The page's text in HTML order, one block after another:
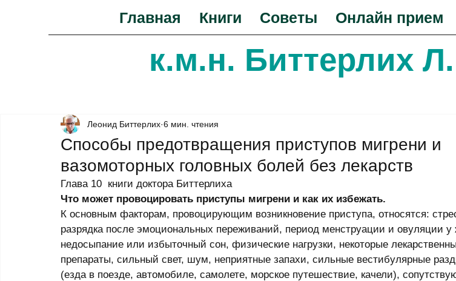
Главная Книги Советы Онлайн прием
к.м.н. Биттерлих
Способы предотвращения приступов мигрени и
вазомоторных головных болей без лекарств
Леонид Биттерлих 6 мин. чтения
Глава 10  книги доктора Биттерлиха
Что может провоцировать приступы мигрени и как их избежать.
К основным факторам, провоцирующим возникновение приступа, относятся:
разрядка после эмоциональных переживаний, период менструации и овуляции
недосыпание или избыточный сон, физические нагрузки, некоторые
препараты, сильный свет, шум, неприятные запахи, сильные вестибулярные
(езда в поезде, автомобиле, самолете, морское путешествие, качели),